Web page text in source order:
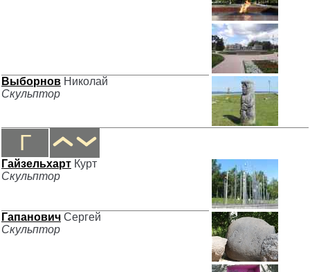
Выборнов Николай
Скульптор
Г
Гайзельхарт Курт
Скульптор
Гапанович Сергей
Скульптор